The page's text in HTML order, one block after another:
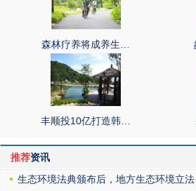
森林疗养将成养生…
丰顺投10亿打造韩…
推荐资讯
生态环境法典颁布后，地方生态环境立法